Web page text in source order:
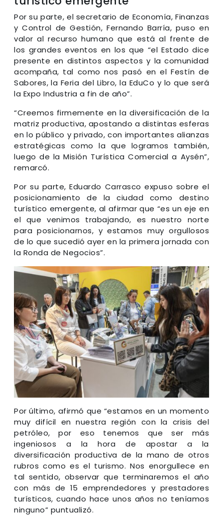
Por su parte, el secretario de Economía, Finanzas
y Control de Gestión, Fernando Barría, puso en
valor al recurso humano que está al frente de
los grandes eventos en los que “el Estado dice
presente en distintos aspectos y la comunidad
acompaña, tal como nos pasó en el Festín de
Sabores, la Feria del Libro, la EduCo y lo que será
la Expo Industria a fin de año”.
“Creemos firmemente en la diversificación de la
matriz productiva, apostando a distintas esferas
en lo público y privado, con importantes alianzas
estratégicas como la que logramos también,
luego de la Misión Turística Comercial a Aysén”,
remarcó.
Por su parte, Eduardo Carrasco expuso sobre el
posicionamiento de la ciudad como destino
turístico emergente, al afirmar que “es un eje en
el que venimos trabajando, es nuestro norte
para posicionarnos, y estamos muy orgullosos
de lo que sucedió ayer en la primera jornada con
la Ronda de Negocios”.
Por último, afirmó que “estamos en un momento
muy difícil en nuestra región con la crisis del
petróleo, por eso tenemos que ser más
ingeniosos a la hora de apostar a la
diversificación productiva de la mano de otros
rubros como es el turismo. Nos enorgullece en
tal sentido, observar que terminaremos el año
con más de 15 emprendedores y prestadores
turísticos, cuando hace unos años no teníamos
ninguno” puntualizó.